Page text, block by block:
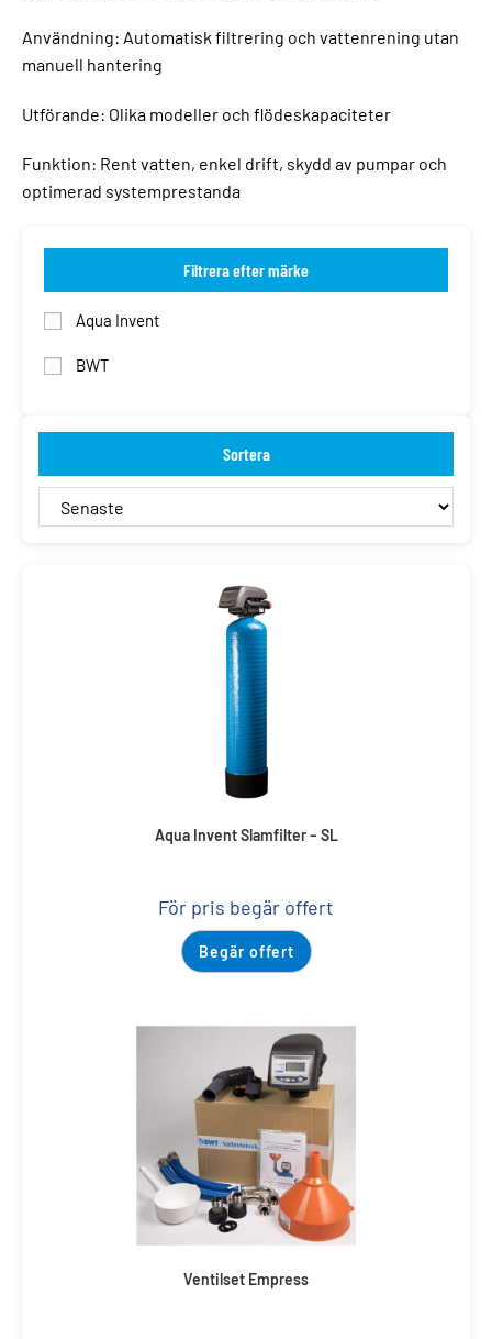
Användning: Automatisk filtrering och vattenrening utan
manuell hantering
Utförande: Olika modeller och flödeskapaciteter
Funktion: Rent vatten, enkel drift, skydd av pumpar och
optimerad systemprestanda
Filtrera efter märke
Aqua Invent
BWT
Sortera
Aqua Invent Slamfilter – SL
För pris begär offert
Begär offert
Ventilset Empress